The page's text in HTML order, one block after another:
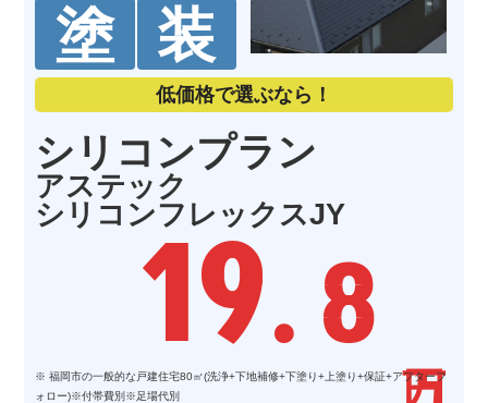
塗
装
低価格で選ぶなら！
シリコンプラン
アステック
シリコンフレックスJY
19. 8
※ 福岡市の一般的な戸建住宅80㎡(洗浄+下地補修+下塗り+上塗り+保証+アフターフ
ォロー)※付帯費別※足場代別